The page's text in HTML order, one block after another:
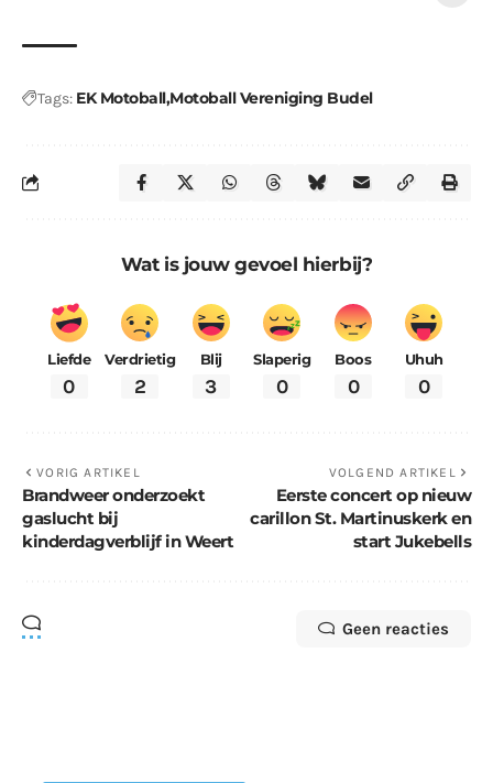
Tags: EK MotoballMotoball Vereniging Budel
Wat is jouw gevoel hierbij?
Liefde
0
Verdrietig
2
Blij
3
Slaperig
0
Boos
0
Uhuh
0
VORIG ARTIKEL
Brandweer onderzoekt
gaslucht bij
kinderdagverblijf in Weert
VOLGEND ARTIKEL
Eerste concert op nieuw
carillon St. Martinuskerk en
start Jukebells
Geen reacties